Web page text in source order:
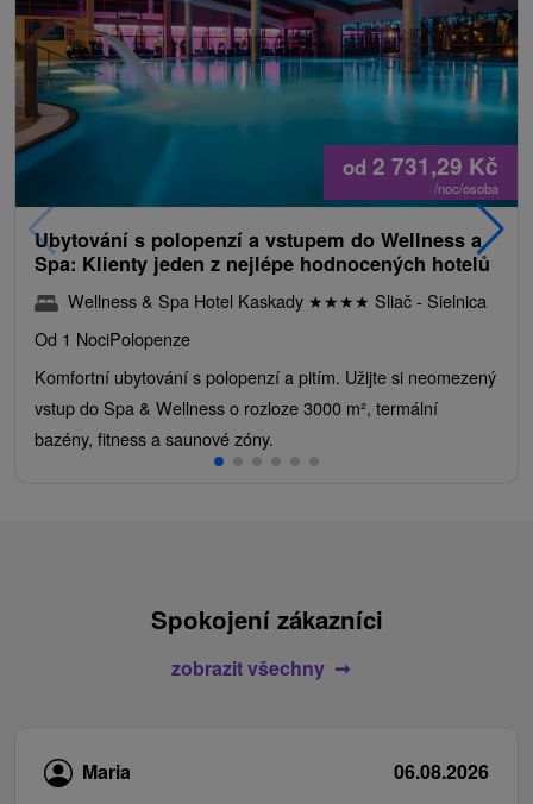
od 2 731,29 Kč
/noc/osoba
Ubytování s polopenzí a vstupem do Wellness a
Spa: Klienty jeden z nejlépe hodnocených hotelů
Wellness & Spa Hotel Kaskady ★★★★ Sliač - Sielnica
Od 1 NociPolopenze
Komfortní ubytování s polopenzí a pitím. Užijte si neomezený
vstup do Spa & Wellness o rozloze 3000 m², termální
bazény, fitness a saunové zóny.
Spokojení zákazníci
zobrazit všechny
Maria
06.08.2026